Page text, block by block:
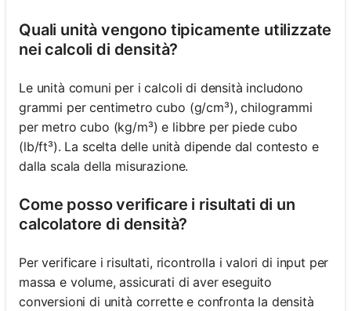
Quali unità vengono tipicamente utilizzate
nei calcoli di densità?
Le unità comuni per i calcoli di densità includono
grammi per centimetro cubo (g/cm³), chilogrammi
per metro cubo (kg/m³) e libbre per piede cubo
(lb/ft³). La scelta delle unità dipende dal contesto e
dalla scala della misurazione.
Come posso verificare i risultati di un
calcolatore di densità?
Per verificare i risultati, ricontrolla i valori di input per
massa e volume, assicurati di aver eseguito
conversioni di unità corrette e confronta la densità